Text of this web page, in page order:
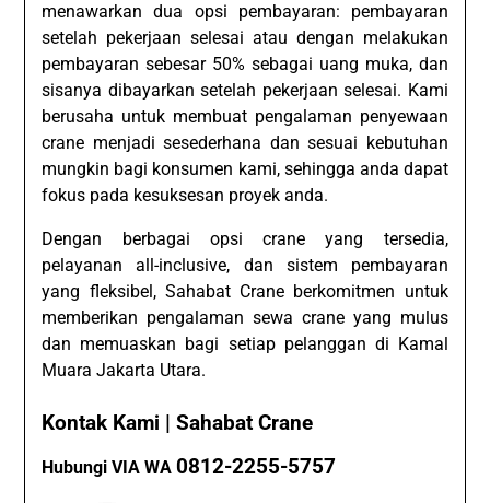
menawarkan dua opsi pembayaran: pembayaran
setelah pekerjaan selesai atau dengan melakukan
pembayaran sebesar 50% sebagai uang muka, dan
sisanya dibayarkan setelah pekerjaan selesai. Kami
berusaha untuk membuat pengalaman penyewaan
crane menjadi sesederhana dan sesuai kebutuhan
mungkin bagi konsumen kami, sehingga anda dapat
fokus pada kesuksesan proyek anda.
Dengan berbagai opsi crane yang tersedia,
pelayanan all-inclusive, dan sistem pembayaran
yang fleksibel, Sahabat Crane berkomitmen untuk
memberikan pengalaman sewa crane yang mulus
dan memuaskan bagi setiap pelanggan di Kamal
Muara Jakarta Utara.
Kontak Kami | Sahabat Crane
Hubungi VIA WA0812-2255-5757